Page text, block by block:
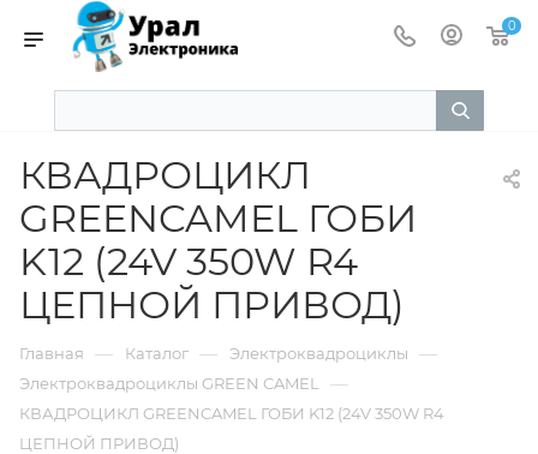
0
КВАДРОЦИКЛ
GREENCAMEL ГОБИ
K12 (24V 350W R4
ЦЕПНОЙ ПРИВОД)
Главная — Каталог — Электроквадроциклы —
Электроквадроциклы GREEN CAMEL —
КВАДРОЦИКЛ GREENCAMEL ГОБИ K12 (24V 350W R4
ЦЕПНОЙ ПРИВОД)